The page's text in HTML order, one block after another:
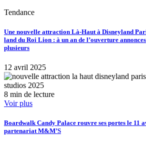
Tendance
Une nouvelle attraction Là-Haut à Disneyland
land du Roi Lion : à un an de l’ouverture
plusieurs
12 avril 2025
8 min de lecture
Voir plus
Boardwalk Candy Palace rouvre ses portes le 11
partenariat M&M’S